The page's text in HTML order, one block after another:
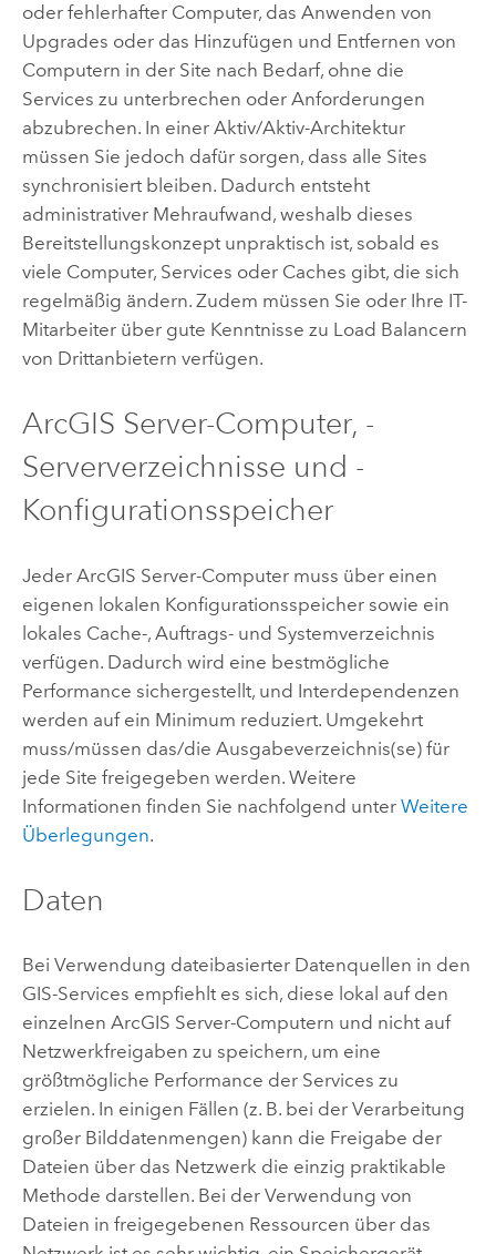
oder fehlerhafter Computer, das Anwenden von
Upgrades oder das Hinzufügen und Entfernen von
Computern in der Site nach Bedarf, ohne die
Services zu unterbrechen oder Anforderungen
abzubrechen. In einer Aktiv/Aktiv-Architektur
müssen Sie jedoch dafür sorgen, dass alle Sites
synchronisiert bleiben. Dadurch entsteht
administrativer Mehraufwand, weshalb dieses
Bereitstellungskonzept unpraktisch ist, sobald es
viele Computer, Services oder Caches gibt, die sich
regelmäßig ändern. Zudem müssen Sie oder Ihre IT-
Mitarbeiter über gute Kenntnisse zu Load Balancern
von Drittanbietern verfügen.
ArcGIS Server-Computer, -
Serververzeichnisse und -
Konfigurationsspeicher
Jeder ArcGIS Server-Computer muss über einen
eigenen lokalen Konfigurationsspeicher sowie ein
lokales Cache-, Auftrags- und Systemverzeichnis
verfügen. Dadurch wird eine bestmögliche
Performance sichergestellt, und Interdependenzen
werden auf ein Minimum reduziert. Umgekehrt
muss/müssen das/die Ausgabeverzeichnis(se) für
jede Site freigegeben werden. Weitere
Informationen finden Sie nachfolgend unter Weitere
Überlegungen.
Daten
Bei Verwendung dateibasierter Datenquellen in den
GIS-Services empfiehlt es sich, diese lokal auf den
einzelnen ArcGIS Server-Computern und nicht auf
Netzwerkfreigaben zu speichern, um eine
größtmögliche Performance der Services zu
erzielen. In einigen Fällen (z. B. bei der Verarbeitung
großer Bilddatenmengen) kann die Freigabe der
Dateien über das Netzwerk die einzig praktikable
Methode darstellen. Bei der Verwendung von
Dateien in freigegebenen Ressourcen über das